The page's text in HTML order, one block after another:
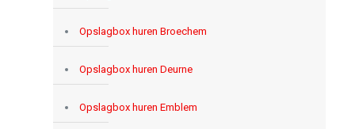
Opslagbox huren Broechem
Opslagbox huren Deurne
Opslagbox huren Emblem